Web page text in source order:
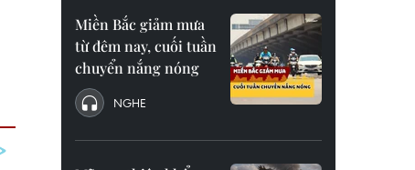
Miền Bắc giảm mưa
từ đêm nay, cuối tuần
chuyển nắng nóng
NGHE